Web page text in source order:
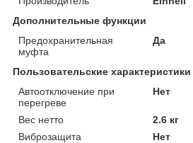
Дополнительные функции
Предохранительная
муфта
Да
Пользовательские характеристики
Автоотключение при
перегреве
Нет
Вес нетто
2.6 кг
Виброзащита
Нет